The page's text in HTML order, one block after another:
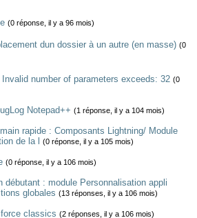
(0 réponse, il y a 96 mois)
dun dossier à un autre (en masse) (0
number of parameters exceeds: 32 (0
Notepad++ (1 réponse, il y a 104 mois)
rapide : Composants Lightning/ Module
de la l
(0 réponse, il y a 105 mois)
(0 réponse, il y a 106 mois)
débutant : module Personnalisation appli
globales (13 réponses, il y a 106 mois)
classics (2 réponses, il y a 106 mois)